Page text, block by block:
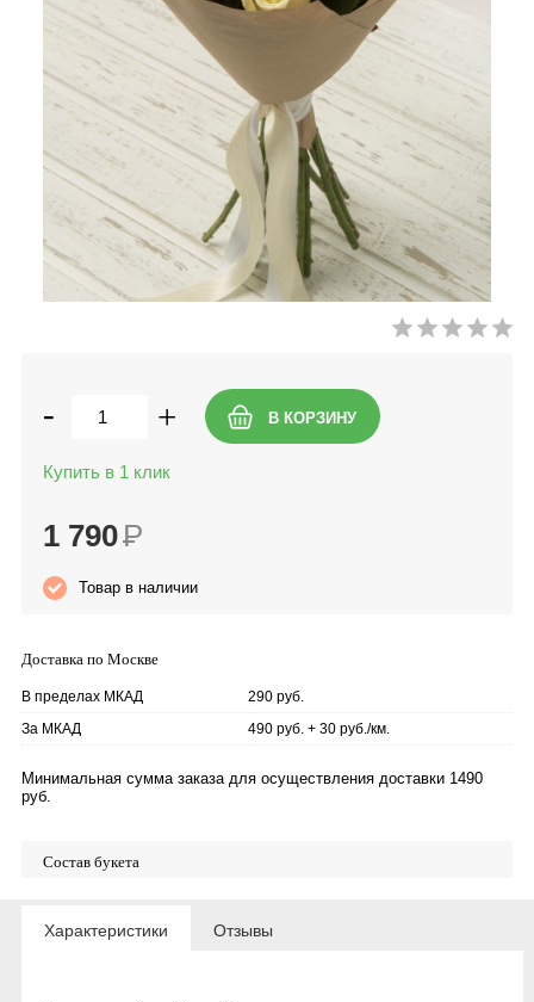
- +
Купить в 1 клик
1 790Р
Товар в наличии
Доставка по Москве
В пределах МКАД
290 руб.
За МКАД
490 руб. + 30 руб./км.
Минимальная сумма заказа для осуществления доставки 1490
руб.
Состав букета
Характеристики Отзывы